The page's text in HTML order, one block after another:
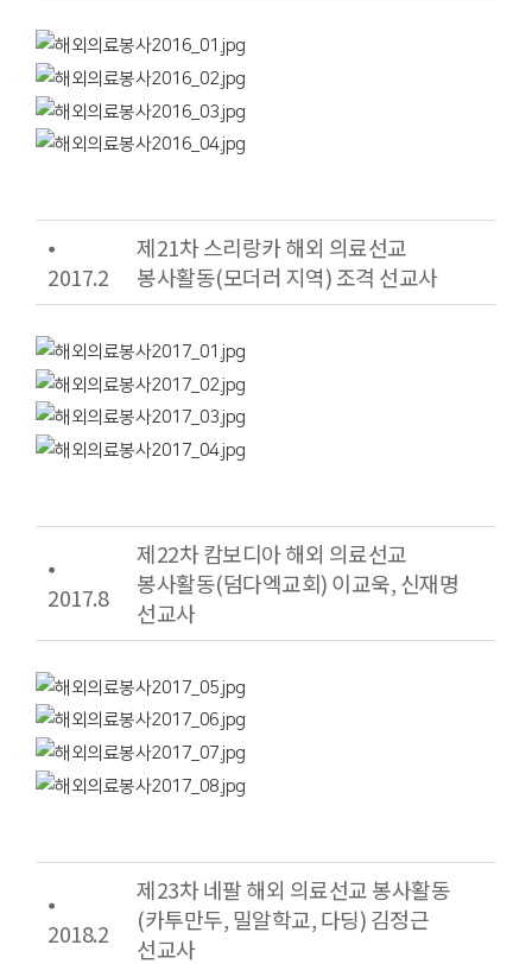
⦁
2017.2
제21차 스리랑카 해외 의료선교
봉사활동(모더러 지역) 조격 선교사
⦁
2017.8
제22차 캄보디아 해외 의료선교
봉사활동(덤다엑교회) 이교욱, 신재명
선교사
⦁
2018.2
제23차 네팔 해외 의료선교 봉사활동
(카투만두, 밀알학교, 다딩) 김정근
선교사